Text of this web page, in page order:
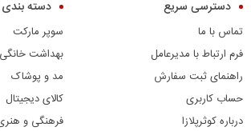
دسترسی سریع
تماس با ما
فرم ارتباط با مدیرعامل
راهنمای ثبت سفارش
حساب کاربری
درباره کوثرپلازا
دسته
سوپر مارکت
بهداشت خانگی
مد و پوشاک
کالای دیجیتال
فرهنگی و